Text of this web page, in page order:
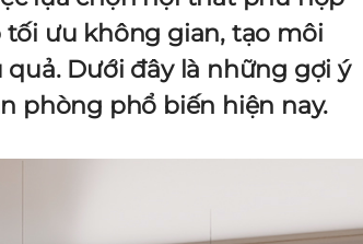
ưu không gian, tạo môi
Dưới đây là những gợi ý
phòng phổ biến hiện nay.